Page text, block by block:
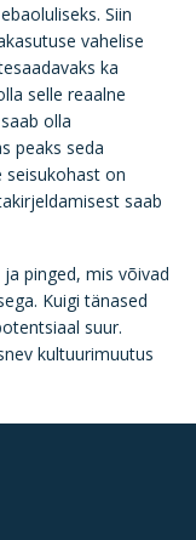
Siin
vahelise
ka
selle reaalne
olla
peaks seda
seisukohast on
saab
pinged, mis võivad
Kuigi tänased
suur.
kultuurimuutus